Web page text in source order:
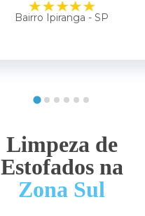
Bairro Ipiranga - SP
Limpeza de
Estofados na
Zona Sul